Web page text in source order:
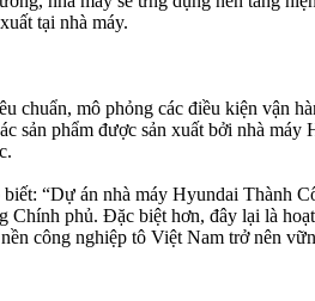
tại nhà máy.
mô phỏng các điều kiện vận
sản phẩm được sản xuất bởi nhà
“Dự án nhà máy Hyundai Thành
Chính phủ. Đặc biệt hơn, đây lại là
công nghiệp tô Việt Nam trở nên